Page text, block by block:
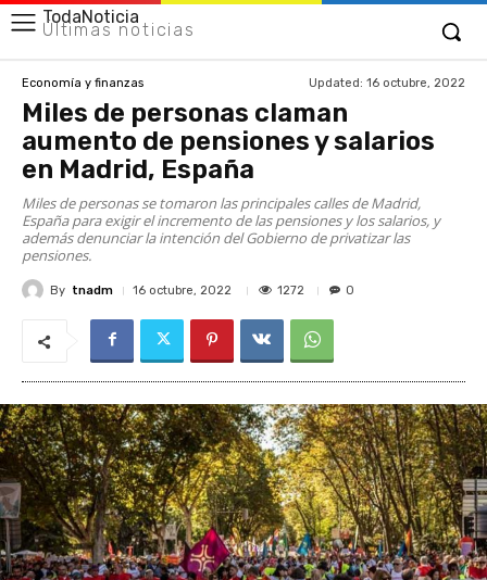
TodaNoticia
Últimas noticias
Economía y finanzas Updated: 16 octubre, 2022
Miles de personas claman
aumento de pensiones y salarios
en Madrid, España
Miles de personas se tomaron las principales calles de Madrid,
España para exigir el incremento de las pensiones y los salarios, y
además denunciar la intención del Gobierno de privatizar las
pensiones.
By tnadm 16 octubre, 2022 1272 0